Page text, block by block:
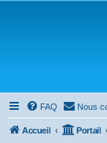
FAQ Nous
Accueil Portail